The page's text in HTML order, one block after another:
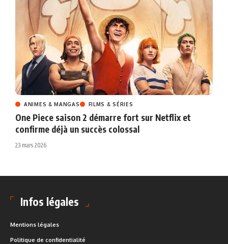
ANIMES & MANGAS FILMS & SÉRIES
One Piece saison 2 démarre fort sur Netflix et
confirme déjà un succès colossal
23 mars 2026
Infos légales
Mentions légales
Politique de confidentialité